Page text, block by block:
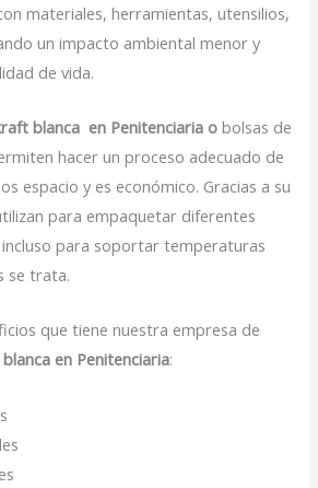
materiales, herramientas, utensilios,
un impacto ambiental menor y
de vida.
blanca en Penitenciaria o bolsas de
hacer un proceso adecuado de
espacio y es económico. Gracias a su
para empaquetar diferentes
para soportar temperaturas
se trata.
que tiene nuestra empresa de
en Penitenciaria: